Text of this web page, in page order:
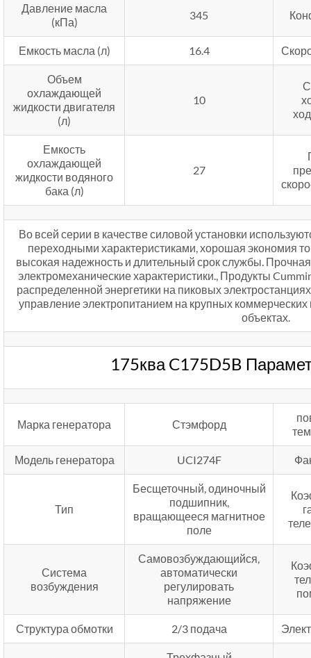
Давление масла
(кПа)
345
Емкость масла (л) 16.4
Объем
охлаждающей
жидкости двигателя
(л)
10
Емкость
охлаждающей
жидкости водяного
бака (л)
27
Во всей серии в качестве силовой установки
переходными характеристиками, хорошая экономия
высокая надежность и длительный срок службы.
электромеханические характеристики., Продукты
распределенной энергетики на пиковых
управление электропитанием на крупных
объектах.
175ква C175D5B
Марка генератора Стэмфорд
Модель генератора UCI274F
Тип
Бесщеточный, одиночный
подшипник,
вращающееся магнитное
поле
Система
возбуждения
Самовозбуждающийся,
автоматически
регулировать
напряжение
Структура обмотки 2/3 подача